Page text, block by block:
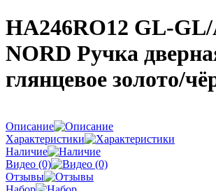
HA246RO12 GL-
NORD Ручка
глянцевое золото/
Описание
Характеристики
Наличие
Видео (0)
Отзывы